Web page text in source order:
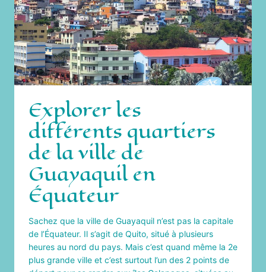
Explorer les
différents quartiers
de la ville de
Guayaquil en
Équateur
Sachez que la ville de Guayaquil n’est pas la capitale
de l’Équateur. Il s’agit de Quito, situé à plusieurs
heures au nord du pays. Mais c’est quand même la 2e
plus grande ville et c’est surtout l’un des 2 points de